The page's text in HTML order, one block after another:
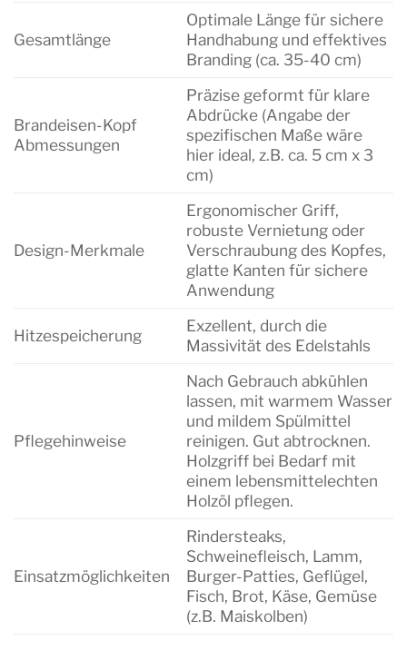
Gesamtlänge
Optimale Länge für sichere
Handhabung und effektives
Branding (ca. 35-40 cm)
Brandeisen-Kopf
Abmessungen
Präzise geformt für klare
Abdrücke (Angabe der
spezifischen Maße wäre
hier ideal, z.B. ca. 5 cm x 3
cm)
Design-Merkmale
Ergonomischer Griff,
robuste Vernietung oder
Verschraubung des Kopfes,
glatte Kanten für sichere
Anwendung
Hitzespeicherung
Exzellent, durch die
Massivität des Edelstahls
Pflegehinweise
Nach Gebrauch abkühlen
lassen, mit warmem Wasser
und mildem Spülmittel
reinigen. Gut abtrocknen.
Holzgriff bei Bedarf mit
einem lebensmittelechten
Holzöl pflegen.
Einsatzmöglichkeiten
Rindersteaks,
Schweinefleisch, Lamm,
Burger-Patties, Geflügel,
Fisch, Brot, Käse, Gemüse
(z.B. Maiskolben)